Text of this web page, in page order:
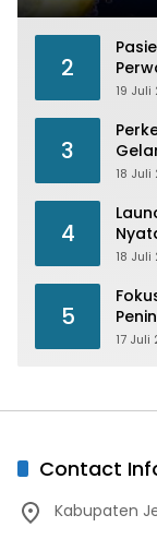
2
di
19 Juli
3
18 Juli
4
18 Juli
5
17 Juli
Contact
Kabupaten